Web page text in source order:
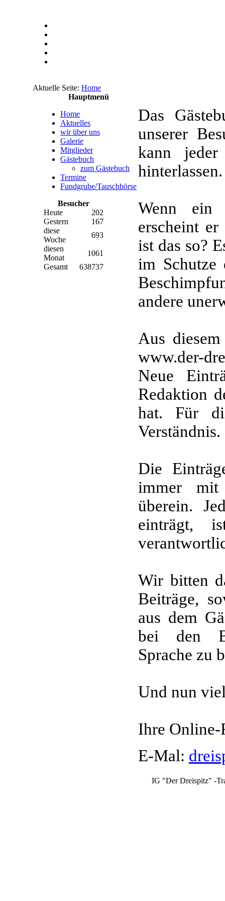
Aktuelle Seite: Home
Hauptmenü
Home
Aktuelles
wir über uns
Galerie
Mitglieder
Gästebuch
zum Gästebuch
Termine
Fundgrube/Tauschbörse
Besucher
Heute
202
Gestern
167
diese
Woche
693
diesen
Monat
1061
Gesamt
638737
Das
unserer
kann
hinterlassen.
Wenn ein
erscheint
ist das so?
im Schutze
andere
Aus
www.der-
Neue
Redaktion
hat. Für
Verständnis.
Die
immer
überein.
einträgt,
Wir bitten
Beiträge,
aus dem
bei den
Sprache zu
Und nun
Ihre Online-
E-Mal:
IG "Der Dreispitz" -